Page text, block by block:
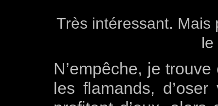
Très intéressant. Mais
le
N’empêche, je
les flamands,